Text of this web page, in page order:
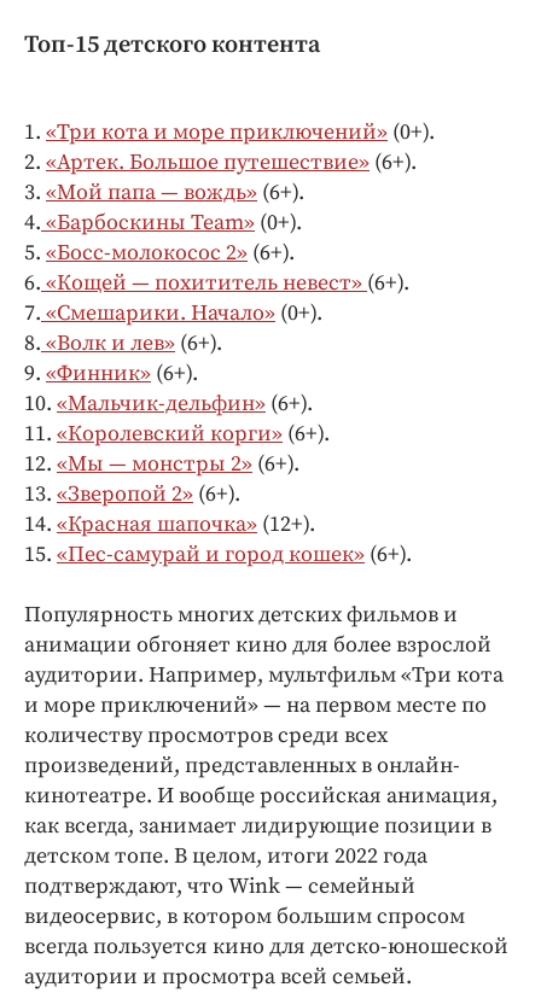
Топ-15 детского контента
1. «Три кота и море приключений» (0+).
2. «Артек. Большое путешествие» (6+).
3. «Мой папа — вождь» (6+).
4. «Барбоскины Team» (0+).
5. «Босс-молокосос 2» (6+).
6. «Кощей — похититель невест» (6+).
7. «Смешарики. Начало» (0+).
8. «Волк и лев» (6+).
9. «Финник» (6+).
10. «Мальчик-дельфин» (6+).
11. «Королевский корги» (6+).
12. «Мы — монстры 2» (6+).
13. «Зверопой 2» (6+).
14. «Красная шапочка» (12+).
15. «Пес-самурай и город кошек» (6+).
Популярность многих детских фильмов и
анимации обгоняет кино для более взрослой
аудитории. Например, мультфильм «Три кота
и море приключений» — на первом месте по
количеству просмотров среди всех
произведений, представленных в онлайн-
кинотеатре. И вообще российская анимация,
как всегда, занимает лидирующие позиции в
детском топе. В целом, итоги 2022 года
подтверждают, что Wink — семейный
видеосервис, в котором большим спросом
всегда пользуется кино для детско-юношеской
аудитории и просмотра всей семьей.